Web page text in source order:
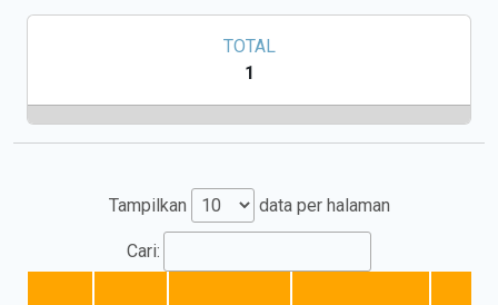
TOTAL
1
Tampilkan data per halaman
Cari: